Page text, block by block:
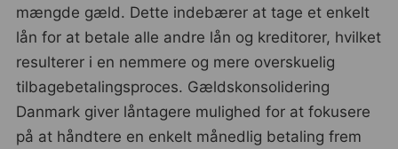
mængde gæld. Dette indebærer at tage et enkelt
lån for at betale alle andre lån og kreditorer, hvilket
resulterer i en nemmere og mere overskuelig
tilbagebetalingsproces. Gældskonsolidering
Danmark giver låntagere mulighed for at fokusere
på at håndtere en enkelt månedlig betaling frem